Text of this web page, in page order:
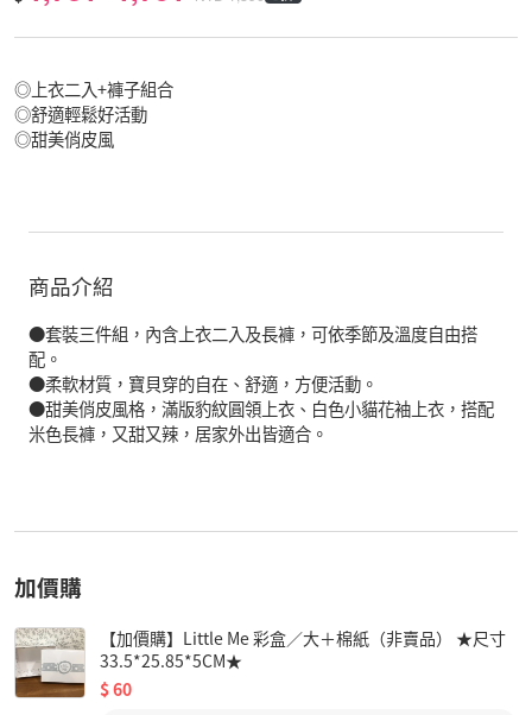
◎上衣二入+褲子組合
◎舒適輕鬆好活動
◎甜美俏皮風
商品介紹
●套裝三件組，內含上衣二入及長褲，可依季節及溫度自由搭
配。
●柔軟材質，寶貝穿的自在、舒適，方便活動。
●甜美俏皮風格，滿版豹紋圓領上衣、白色小貓花袖上衣，搭配
米色長褲，又甜又辣，居家外出皆適合。
加價購
【加價購】Little Me 彩盒／大＋棉紙（非賣品） ★尺寸
33.5*25.85*5CM★
$60